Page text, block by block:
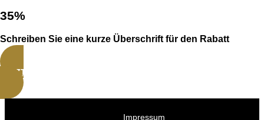
35%
Schreiben Sie eine kurze Überschrift für den Rabatt
JETZT BUCHEN
Impressum